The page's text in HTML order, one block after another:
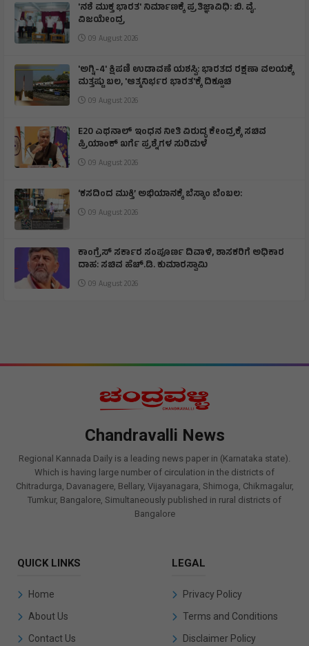
'ನಶೆ ಮುಕ್ತ ಭಾರತ' ನಿರ್ಮಾಣಕ್ಕೆ ಪ್ರತಿಜ್ಞಾವಿಧಿ: ಬಿ. ವೈ.
ವಿಜಯೇಂದ್ರ
09 August 2026
'ಅಗ್ನಿ-4' ಕ್ಷಿಪಣಿ ಉಡಾವಣೆ ಯಶಸ್ವಿ: ಭಾರತದ ರಕ್ಷಣಾ ವಲಯಕ್ಕೆ
ಮತ್ತಷ್ಟು ಬಲ, 'ಆತ್ಮನಿರ್ಭರ ಭಾರತ'ಕ್ಕೆ ದಿಕ್ಸೂಚಿ
09 August 2026
E20 ಎಥನಾಲ್ ಇಂಧನ ನೀತಿ ವಿರುದ್ಧ ಕೇಂದ್ರಕ್ಕೆ ಸಚಿವ
ಪ್ರಿಯಾಂಕ್ ಖರ್ಗೆ ಪ್ರಶ್ನೆಗಳ ಸುರಿಮಳೆ
09 August 2026
‘ಕಸದಿಂದ ಮುಕ್ತಿ’ ಅಭಿಯಾನಕ್ಕೆ ಬೆಸ್ಕಾಂ ಬೆಂಬಲ:
09 August 2026
ಕಾಂಗ್ರೆಸ್ ಸರ್ಕಾರ ಸಂಪೂರ್ಣ ದಿವಾಳಿ, ಶಾಸಕರಿಗೆ ಅಧಿಕಾರ
ದಾಹ: ಸಚಿವ ಹೆಚ್.ಡಿ. ಕುಮಾರಸ್ವಾಮಿ
09 August 2026
Chandravalli News
Regional Kannada Daily is a leading news paper in (Karnataka state).
Which is having large number of circulation in the districts of
Chitradurga, Davanagere, Bellary, Vijayanagara, Shimoga, Chikmagalur,
Tumkur, Bangalore, Simultaneously published in rural districts of
Bangalore
QUICK LINKS
Home
About Us
Contact Us
LEGAL
Privacy Policy
Terms and Conditions
Disclaimer Policy